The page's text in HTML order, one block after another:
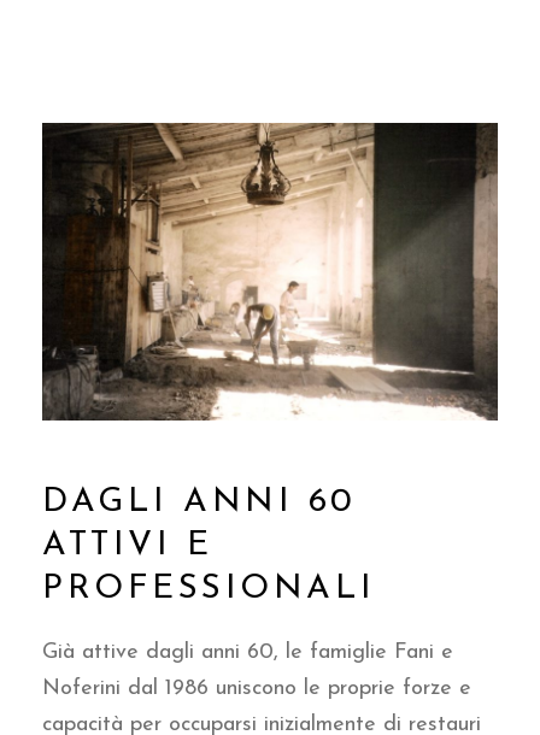
DAGLI ANNI 60
ATTIVI E
PROFESSIONALI
Già attive dagli anni 60, le famiglie Fani e
Noferini dal 1986 uniscono le proprie forze e
capacità per occuparsi inizialmente di restauri